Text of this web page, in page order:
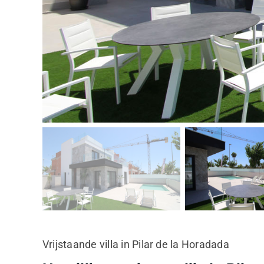
Vrijstaande villa in Pilar de la Horadada